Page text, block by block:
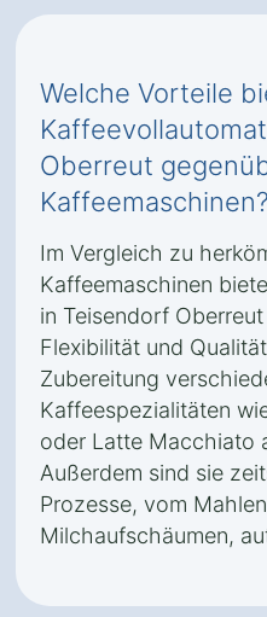
Welche Vorteile
Oberreut
Kaffeemaschinen?
Im Vergleich zu
Kaffeemaschinen
in Teisendorf
Flexibilität und
Zubereitung
Kaffeespezialitäten
oder Latte Macchiato
Außerdem sind sie
Prozesse, vom
Milchaufschäumen,